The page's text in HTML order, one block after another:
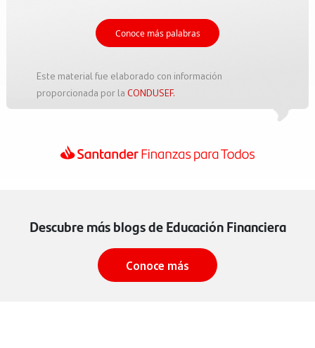
Conoce más palabras
Este material fue elaborado con información
proporcionada por la CONDUSEF.
Descubre más blogs de Educación Financiera
Conoce más